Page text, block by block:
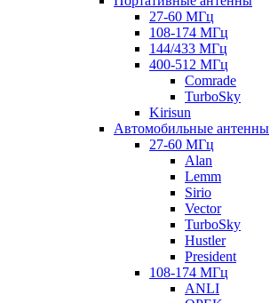
27-60 МГц
108-174 МГц
144/433 МГц
400-512 МГц
Comrade
TurboSky
Kirisun
Автомобильные антенны
27-60 МГц
Alan
Lemm
Sirio
Vector
TurboSky
Hustler
President
108-174 МГц
ANLI